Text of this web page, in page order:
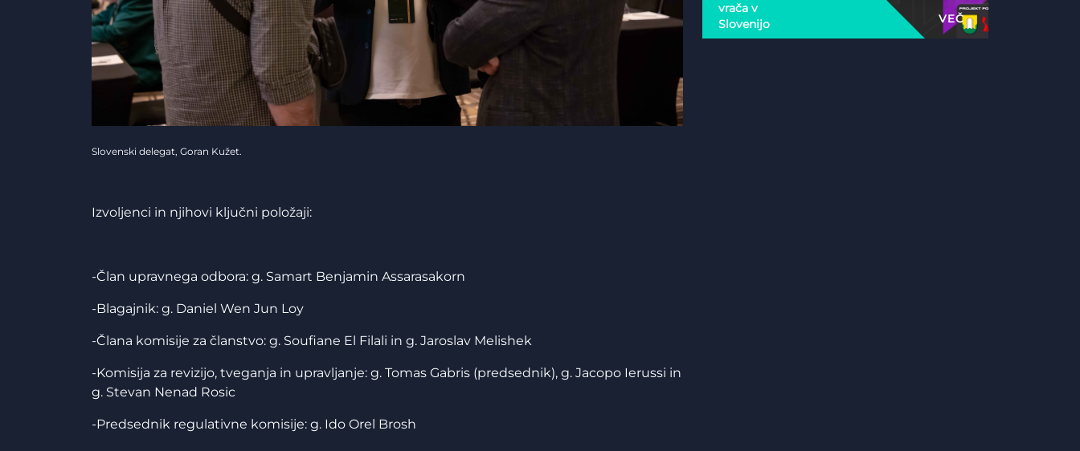
Slovenski delegat, Goran Kužet.
Izvoljenci in njihovi ključni položaji:
-Član upravnega odbora: g. Samart Benjamin Assarasakorn
-Blagajnik: g. Daniel Wen Jun Loy
-Člana komisije za članstvo: g. Soufiane El Filali in g. Jaroslav Melishek
-Komisija za revizijo, tveganja in upravljanje: g. Tomas Gabris (predsednik), g. Jacopo Ierussi in
g. Stevan Nenad Rosic
-Predsednik regulativne komisije: g. Ido Orel Brosh
vrača v
Slovenijo
VEČ